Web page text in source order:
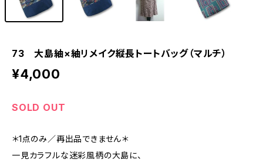
73 大島紬×紬リメイク縦長トートバッグ（マルチ）
¥4,000
SOLD OUT
＊1点のみ／再出品できません＊
一見カラフルな迷彩風柄の大島に、